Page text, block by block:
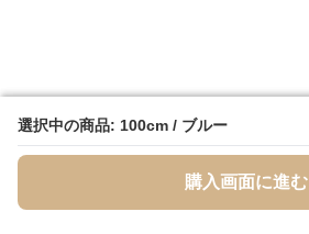
選択中の商品: 100cm / ブルー
購入画面に進む
選択中の商品: 100cm / ブルー
購入画面に進む